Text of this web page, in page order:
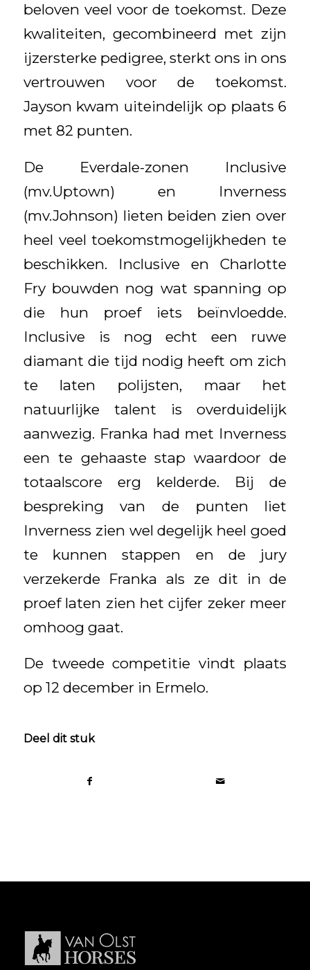
beloven veel voor de toekomst. Deze
kwaliteiten, gecombineerd met zijn
ijzersterke pedigree, sterkt ons in ons
vertrouwen voor de toekomst.
Jayson kwam uiteindelijk op plaats 6
met 82 punten.
De Everdale-zonen Inclusive
(mv.Uptown) en Inverness
(mv.Johnson) lieten beiden zien over
heel veel toekomstmogelijkheden te
beschikken. Inclusive en Charlotte
Fry bouwden nog wat spanning op
die hun proef iets beïnvloedde.
Inclusive is nog echt een ruwe
diamant die tijd nodig heeft om zich
te laten polijsten, maar het
natuurlijke talent is overduidelijk
aanwezig. Franka had met Inverness
een te gehaaste stap waardoor de
totaalscore erg kelderde. Bij de
bespreking van de punten liet
Inverness zien wel degelijk heel goed
te kunnen stappen en de jury
verzekerde Franka als ze dit in de
proef laten zien het cijfer zeker meer
omhoog gaat.
De tweede competitie vindt plaats
op 12 december in Ermelo.
Deel dit stuk